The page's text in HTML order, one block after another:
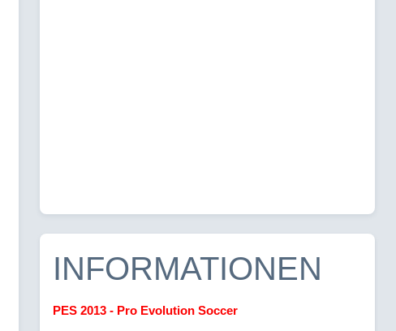
INFORMATIONEN
PES 2013 - Pro Evolution Soccer